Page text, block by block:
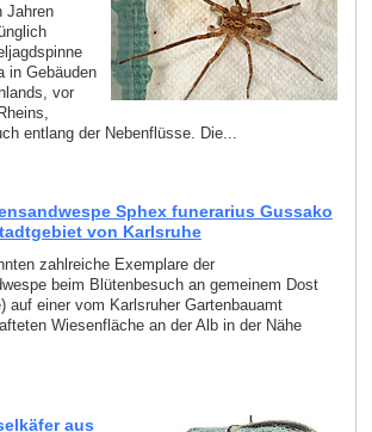
Jahren
in Gebäuden
vor
entlang der Nebenflüsse. Die...
Sphex funerarius Gussako
von Karlsruhe
zahlreiche Exemplare der
beim Blütenbesuch an gemeinem Dost
auf einer vom Karlsruher Gartenbauamt
Wiesenfläche an der Alb in der Nähe
aus